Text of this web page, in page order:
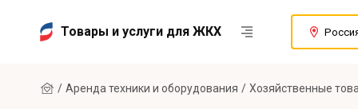
Товары и услуги для ЖКХ
Аренда техники и оборудования Хозяйственные